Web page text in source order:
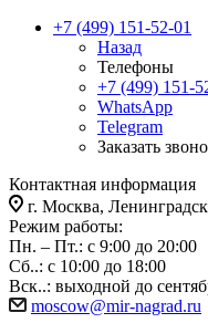
+7 (499) 151-52-01
Назад
Телефоны
+7 (499) 151-
WhatsApp
Telegram
Заказать
Контактная информация
г. Москва,
Режим работы:
Пн. – Пт.: с 9:00 до 20:00
Сб..: с 10:00 до 18:00
Вск..: выходной до
moscow@mir-nagrad.ru